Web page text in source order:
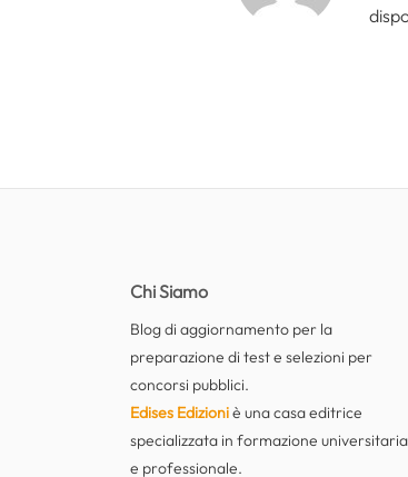
Chi Siamo
Blog di aggiornamento per la
preparazione di test e selezioni per
concorsi pubblici.
Edises Edizioniè una casa editrice
specializzata in formazione universitaria
e professionale.